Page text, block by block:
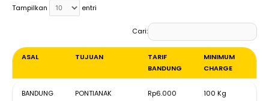
Tampilkan entri
Cari:
ASAL TUJUAN
TARIF
BANDUNG
MINIMUM
CHARGE
BANDUNG
CHARGE
BANDUNG PONTIANAK Rp6.000 100 Kg